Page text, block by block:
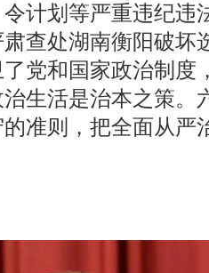
计划等严重违纪违
肃查处湖南衡阳破
党和国家政治制度
生活是治本之策。
准则，把全面从严